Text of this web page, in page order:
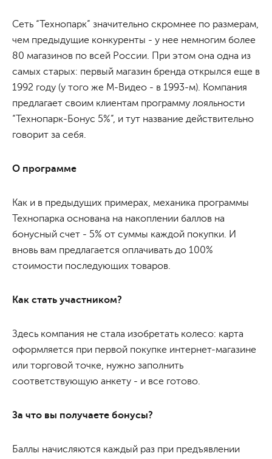
Сеть “Технопарк” значительно скромнее по размерам,
чем предыдущие конкуренты - у нее немногим более
80 магазинов по всей России. При этом она одна из
самых старых: первый магазин бренда открылся еще в
1992 году (у того же М-Видео - в 1993-м). Компания
предлагает своим клиентам программу лояльности
“Технопарк-Бонус 5%”, и тут название действительно
говорит за себя.
О программе
Как и в предыдущих примерах, механика программы
Технопарка основана на накоплении баллов на
бонусный счет - 5% от суммы каждой покупки. И
вновь вам предлагается оплачивать до 100%
стоимости последующих товаров.
Как стать участником?
Здесь компания не стала изобретать колесо: карта
оформляется при первой покупке интернет-магазине
или торговой точке, нужно заполнить
соответствующую анкету - и все готово.
За что вы получаете бонусы?
Баллы начисляются каждый раз при предъявлении